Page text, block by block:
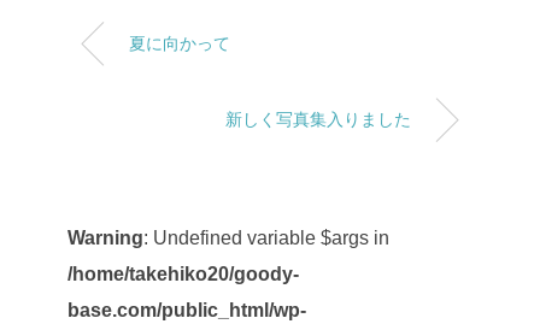
夏に向かって
新しく写真集入りました
Warning: Undefined variable $args in
/home/takehiko20/goody-
base.com/public_html/wp-